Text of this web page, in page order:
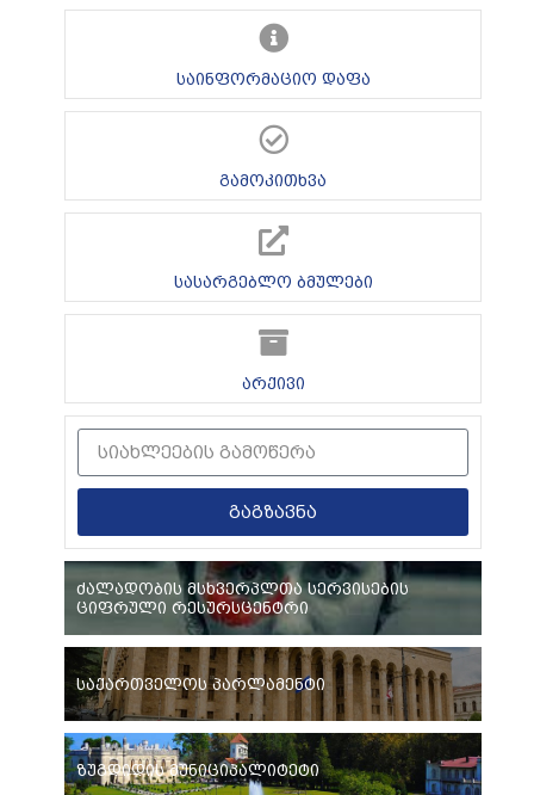
საინფორმაციო დაფა
გამოკითხვა
სასარგებლო ბმულები
არქივი
გაგზავნა
ძალადობის მსხვერპლთა სერვისების
ციფრული რესურსცენტრი
საქართველოს პარლამენტი
ზუგდიდის მუნიციპალიტეტი